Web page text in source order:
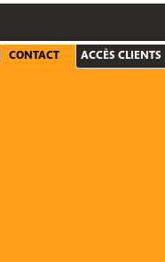
CONTACT ACCÈS CLIENTS